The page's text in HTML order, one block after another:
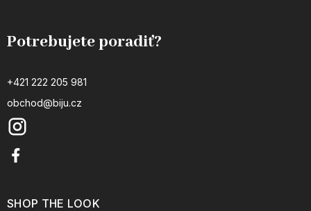
Potrebujete poradiť?
+421 222 205 981
obchod@biju.cz
SHOP THE LOOK